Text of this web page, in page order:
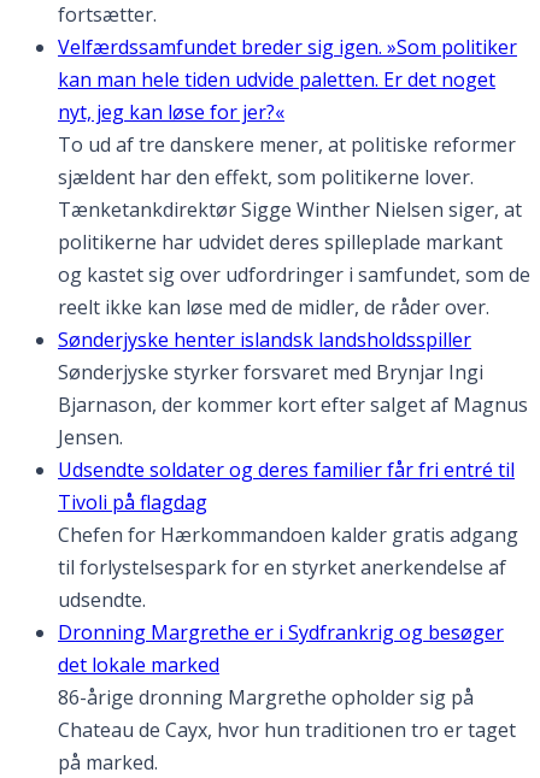
fortsætter.
Velfærdssamfundet breder sig igen. »Som politiker
kan man hele tiden udvide paletten. Er det noget
nyt, jeg kan løse for jer?«
To ud af tre danskere mener, at politiske reformer
sjældent har den effekt, som politikerne lover.
Tænketankdirektør Sigge Winther Nielsen siger, at
politikerne har udvidet deres spilleplade markant
og kastet sig over udfordringer i samfundet, som de
reelt ikke kan løse med de midler, de råder over.
Sønderjyske henter islandsk landsholdsspiller
Sønderjyske styrker forsvaret med Brynjar Ingi
Bjarnason, der kommer kort efter salget af Magnus
Jensen.
Udsendte soldater og deres familier får fri entré til
Tivoli på flagdag
Chefen for Hærkommandoen kalder gratis adgang
til forlystelsespark for en styrket anerkendelse af
udsendte.
Dronning Margrethe er i Sydfrankrig og besøger
det lokale marked
86-årige dronning Margrethe opholder sig på
Chateau de Cayx, hvor hun traditionen tro er taget
på marked.